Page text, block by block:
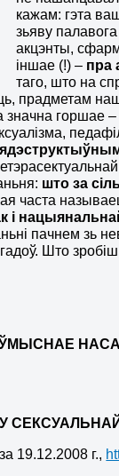
кажам: гэта
зьяву
акцэнты,
іншае (!) – пра
таго, што на
прадметам
значна горшае
што за
часта
і
пачнем зь
Што
за 19.12.2008 г.,